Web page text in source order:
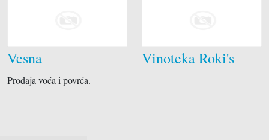
Vesna
Prodaja voća i povrća.
Vinoteka Roki's